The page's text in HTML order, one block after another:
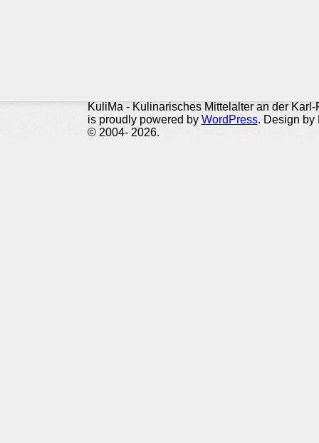
KuliMa - Kulinarisches Mittelalter an der
is proudly powered by WordPress. Design by
© 2004- 2026.